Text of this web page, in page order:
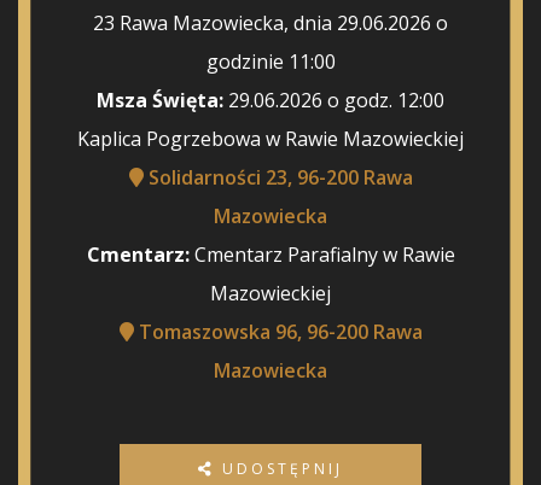
23 Rawa Mazowiecka, dnia 29.06.2026 o
godzinie 11:00
Msza Święta: 29.06.2026 o godz. 12:00
Kaplica Pogrzebowa w Rawie Mazowieckiej
Solidarności 23, 96-200 Rawa
Mazowiecka
Cmentarz:Cmentarz Parafialny w Rawie
Mazowieckiej
Tomaszowska 96, 96-200 Rawa
Mazowiecka
UDOSTĘPNIJ